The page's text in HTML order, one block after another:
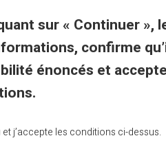
aux fonctionnalités
pour
sur « Continuer »,
confirme
énoncés et
et j’accepte les conditions ci-dessus.